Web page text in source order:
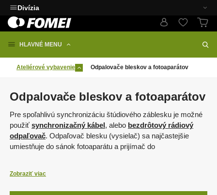
Divízia
HLAVNÉ MENU
Ateliérové vybavenie Odpalovače bleskov a fotoaparátov
Odpalovače bleskov a fotoaparátov
Pre spoľahlivú synchronizáciu štúdiového záblesku je možné
použiť synchronizačný kábel, alebo bezdrôtový rádiový
odpaľovač. Odpaľovač blesku (vysielač) sa najčastejšie
umiestňuje do sánok fotoaparátu a prijímač do
metrov, možnosť ovládania blesku na diaľku a veľká
Zobraziť viac